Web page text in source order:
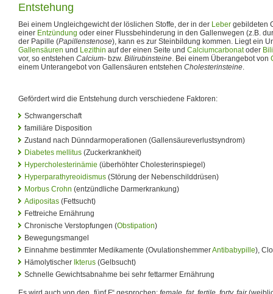
Entstehung
Bei einem Ungleichgewicht der löslichen Stoffe, der in der Leber gebildeten
einer Entzündung oder einer Flussbehinderung in den Gallenwegen (z.B.
der Papille (Papillenstenose), kann es zur Steinbildung kommen. Liegt ein
Gallensäuren und Lezithin auf der einen Seite und Calciumcarbonatoder
vor, so entstehen Calcium- bzw. Bilirubinsteine. Bei einem Überangebot von
einem Unterangebot von Gallensäuren entstehen Cholesterinsteine.
Gefördert wird die Entstehung durch verschiedene Faktoren:
Schwangerschaft
familiäre Disposition
Zustand nach Dünndarmoperationen (Gallensäureverlustsyndrom)
Diabetes mellitus (Zuckerkrankheit)
Hypercholesterinämie (überhöhter Cholesterinspiegel)
Hyperparathyreoidismus (Störung der Nebenschilddrüsen)
Morbus Crohn (entzündliche Darmerkrankung)
Adipositas (Fettsucht)
Fettreiche Ernährung
Chronische Verstopfungen (Obstipation)
Bewegungsmangel
Einnahme bestimmter Medikamente (OvulationshemmerAntibabypille),
Hämolytischer Ikterus (Gelbsucht)
Schnelle Gewichtsabnahme bei sehr fettarmer Ernährung